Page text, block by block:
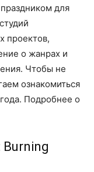
для
проектов,
о жанрах и
Чтобы не
ознакомиться
Подробнее о
Burning